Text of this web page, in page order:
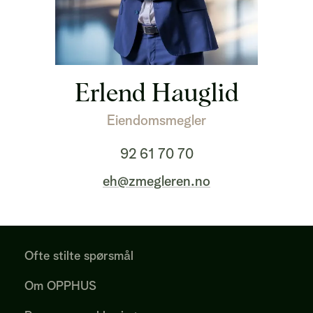
Erlend Hauglid
Eiendomsmegler
92 61 70 70
eh@zmegleren.no
Ofte stilte spørsmål
Om OPPHUS